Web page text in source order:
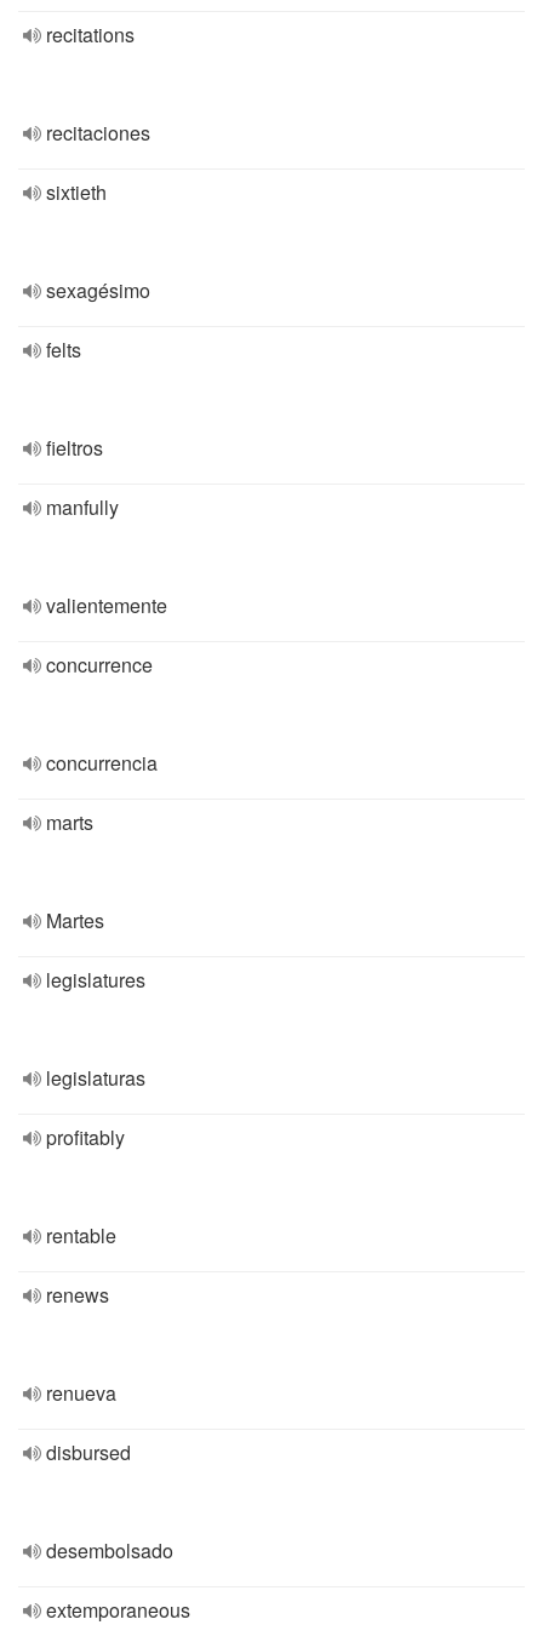
recitations
recitaciones
sixtieth
sexagésimo
felts
fieltros
manfully
valientemente
concurrence
concurrencia
marts
Martes
legislatures
legislaturas
profitably
rentable
renews
renueva
disbursed
desembolsado
extemporaneous